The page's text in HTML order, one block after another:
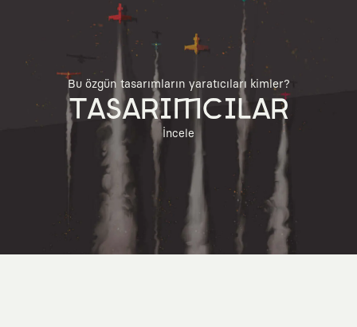
Bu özgün tasarımların yaratıcıları kimler?
TASARIMCILAR
İncele